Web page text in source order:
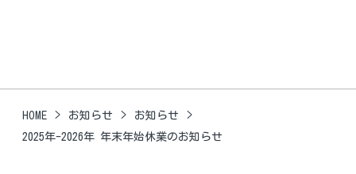
HOME お知らせ
お知らせ
2025年-2026年 年末年始休業のお知らせ